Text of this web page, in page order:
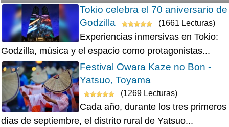
Tokio celebra el 70 aniversario de
Godzilla
(1661 Lecturas)
Experiencias inmersivas en Tokio:
Godzilla, música y el espacio como protagonistas...
Festival Owara Kaze no Bon -
Yatsuo, Toyama
(1269 Lecturas)
Cada año, durante los tres primeros
días de septiembre, el distrito rural de Yatsuo...